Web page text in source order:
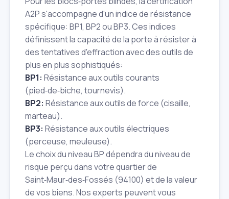
A2P s'accompagne d'un indice de résistance
spécifique: BP1, BP2 ou BP3. Ces indices
définissent la capacité de la porte à résister à
des tentatives d'effraction avec des outils de
plus en plus sophistiqués:
BP1: Résistance aux outils courants
(pied‑de‑biche, tournevis).
BP2: Résistance aux outils de force (cisaille,
marteau).
BP3: Résistance aux outils électriques
(perceuse, meuleuse).
Le choix du niveau BP dépendra du niveau de
risque perçu dans votre quartier de
Saint‑Maur‑des‑Fossés (94100) et de la valeur
de vos biens. Nos experts peuvent vous